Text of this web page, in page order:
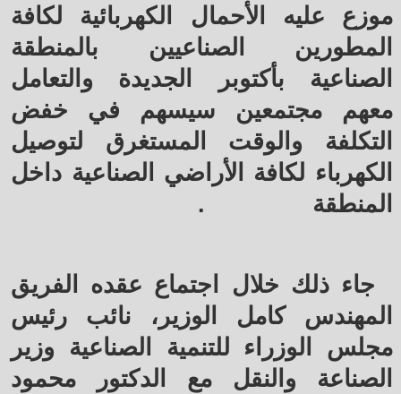
موزع عليه الأحمال الكهربائية لكافة
المطورين الصناعيين بالمنطقة
الصناعية بأكتوبر الجديدة والتعامل
معهم مجتمعين سيسهم في خفض
التكلفة والوقت المستغرق لتوصيل
الكهرباء لكافة الأراضي الصناعية داخل
المنطقة
.
جاء ذلك خلال اجتماع عقده الفريق
المهندس كامل الوزير، نائب رئيس
مجلس الوزراء للتنمية الصناعية وزير
الصناعة والنقل مع الدكتور محمود